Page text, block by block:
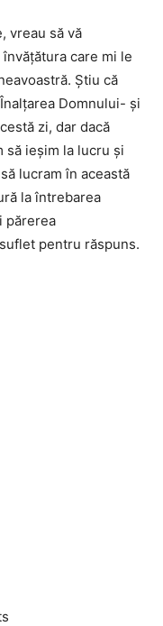
vreau să vă
care mi le
Ştiu că
Domnului- şi
zi, dar dacă
să ieşim la lucru şi
lucram în această
la întrebarea
părerea
pentru răspuns.